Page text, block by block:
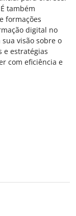
também
formações
digital no
visão sobre o
e estratégias
com eficiência e